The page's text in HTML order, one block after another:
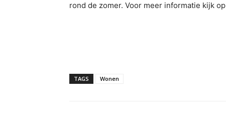
rond de zomer. Voor meer informatie kijk op
TAGS Wonen